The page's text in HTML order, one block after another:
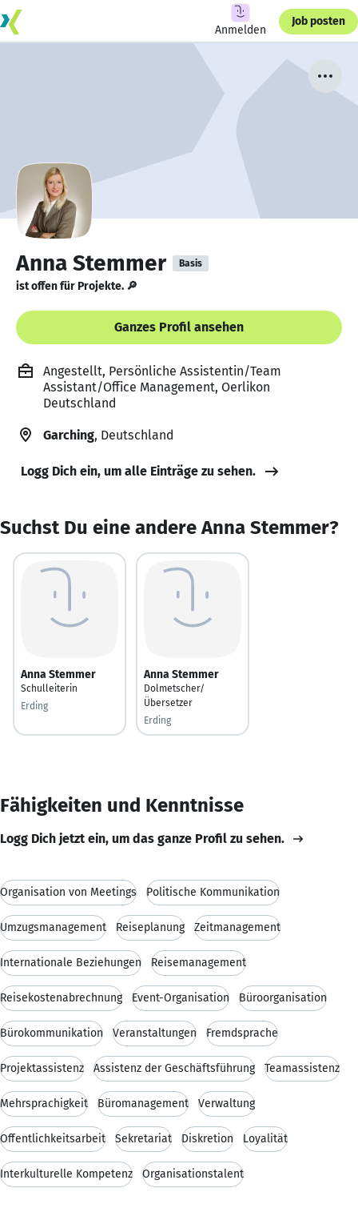
Anmelden
Job posten
Anna Stemmer Basis
ist offen für Projekte. 🔎
Ganzes Profil ansehen
Angestellt, Persönliche Assistentin/Team
Assistant/Office Management, Oerlikon
Deutschland
Garching, Deutschland
Logg Dich ein, um alle Einträge zu sehen.
Suchst Du eine andere Anna Stemmer?
Anna Stemmer
Schulleiterin
Erding
Anna Stemmer
Dolmetscher/
Übersetzer
Erding
Fähigkeiten und Kenntnisse
Logg Dich jetzt ein, um das ganze Profil zu sehen.
Organisation von Meetings Politische Kommunikation
Umzugsmanagement Reiseplanung Zeitmanagement
Internationale Beziehungen Reisemanagement
Reisekostenabrechnung Event-Organisation Büroorganisation
Bürokommunikation Veranstaltungen Fremdsprache
Projektassistenz Assistenz der Geschäftsführung Teamassistenz
Mehrsprachigkeit Büromanagement Verwaltung
Öffentlichkeitsarbeit Sekretariat Diskretion Loyalität
Interkulturelle Kompetenz Organisationstalent